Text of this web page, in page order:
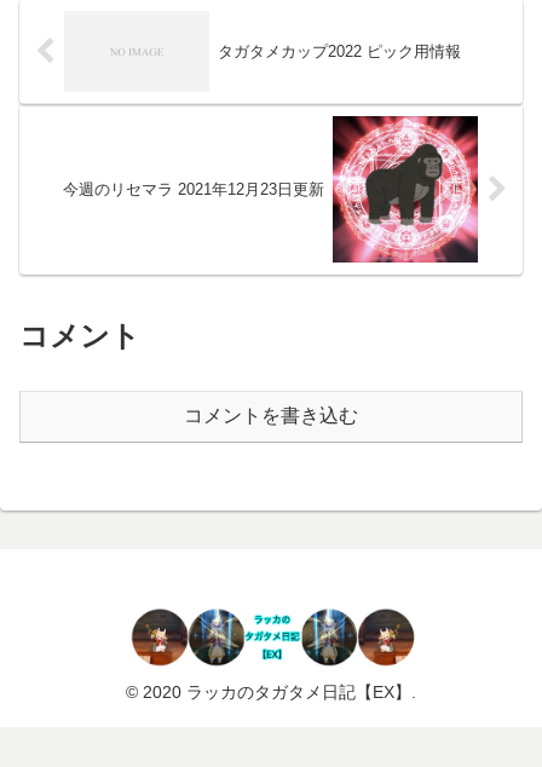
タガタメカップ2022 ピック用情報
今週のリセマラ 2021年12月23日更新
コメント
コメントを書き込む
© 2020 ラッカのタガタメ日記【EX】.